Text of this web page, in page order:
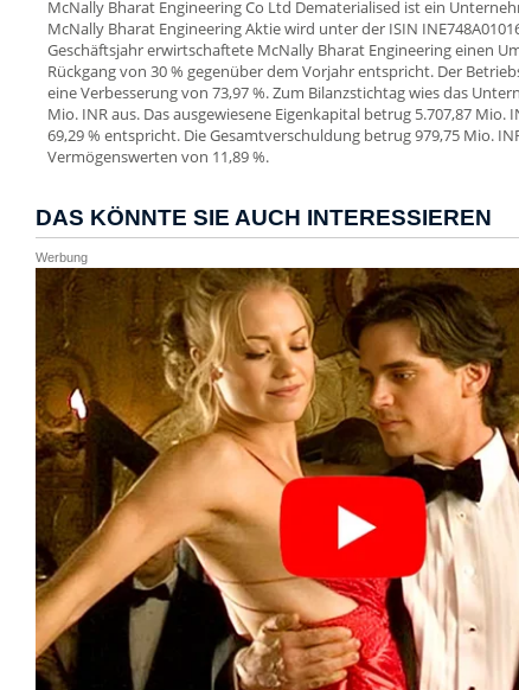
McNally Bharat Engineering Co Ltd Dematerialised ist ein
McNally Bharat Engineering Aktie wird unter der ISIN
Geschäftsjahr erwirtschaftete McNally Bharat Engineering einen
Rückgang von 30 % gegenüber dem Vorjahr entspricht. Der
eine Verbesserung von 73,97 %. Zum Bilanzstichtag wies das
Mio. INR aus. Das ausgewiesene Eigenkapital betrug 5.707,87
69,29 % entspricht. Die Gesamtverschuldung betrug 979,75 Mio.
Vermögenswerten von 11,89 %.